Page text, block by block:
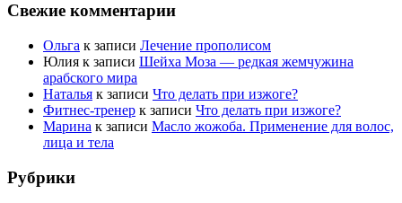
Свежие комментарии
Ольга к записи Лечение прополисом
Юлия к записи Шейха Моза — редкая жемчужина
арабского мира
Наталья к записи Что делать при изжоге?
Фитнес-тренер к записи Что делать при изжоге?
Марина к записи Масло жожоба. Применение для волос,
лица и тела
Рубрики